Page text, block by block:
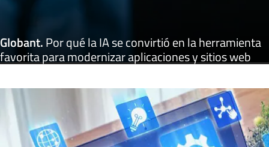
Globant.Por qué la IA se convirtió en la herramienta
favorita para modernizar aplicaciones y sitios web